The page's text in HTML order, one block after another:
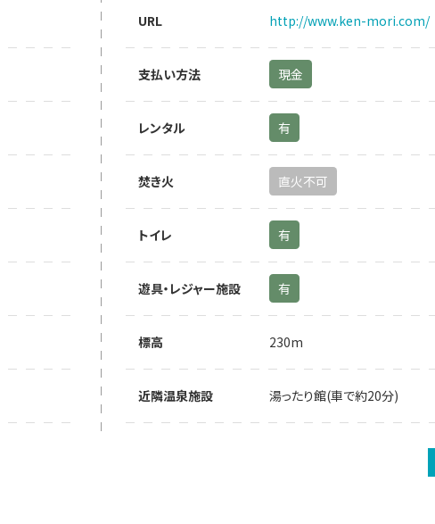
URL http://www.ken-mori.com/
支払い方法 現金
レンタル 有
焚き火 直火不可
トイレ 有
遊具・レジャー施設 有
標高 230m
近隣温泉施設 湯ったり館(車で約20分)